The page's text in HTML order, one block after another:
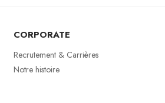
CORPORATE
Recrutement & Carrières
Notre histoire